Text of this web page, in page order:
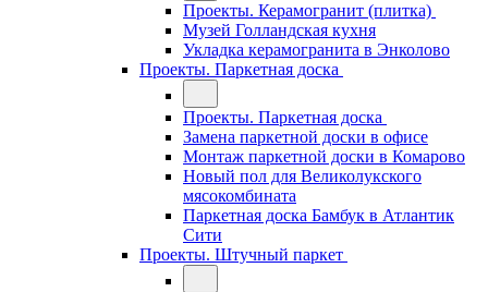
Проекты. Керамогранит (плитка)
Музей Голландская кухня
Укладка керамогранита в Энколово
Проекты. Паркетная доска
Проекты. Паркетная доска
Замена паркетной доски в офисе
Монтаж паркетной доски в Комарово
Новый пол для Великолукского
мясокомбината
Паркетная доска Бамбук в Атлантик
Сити
Проекты. Штучный паркет